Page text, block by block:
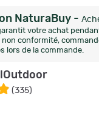
NaturaBuy -
votre achat
conformité,
lors de la commande.
(335)